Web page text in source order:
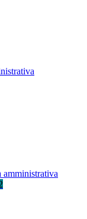
amministrativa